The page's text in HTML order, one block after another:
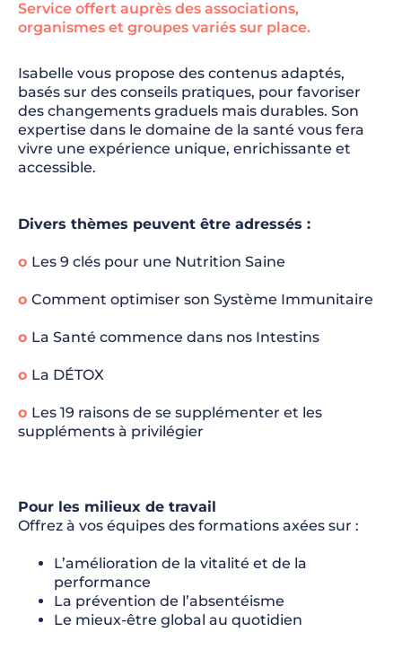
Service offert auprès des associations,
organismes et groupes variés sur place.
Isabelle vous propose des contenus adaptés,
basés sur des conseils pratiques, pour favoriser
des changements graduels mais durables. Son
expertise dans le domaine de la santé vous fera
vivre une expérience unique, enrichissante et
accessible.
Divers thèmes peuvent être adressés :
o Les 9 clés pour une Nutrition Saine
o Comment optimiser son Système Immunitaire
o La Santé commence dans nos Intestins
o La DÉTOX
o Les 19 raisons de se supplémenter et les
suppléments à privilégier
Pour les milieux de travail
Offrez à vos équipes des formations axées sur :
L’amélioration de la vitalité et de la
performance
La prévention de l’absentéisme
Le mieux-être global au quotidien